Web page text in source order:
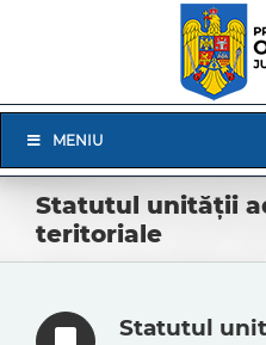
Navigation
MENIU
Statutul unității
teritoriale
Statutul